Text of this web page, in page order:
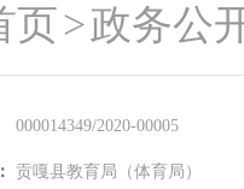
页>政务公
000014349/2020-00005
贡嘎县教育局（体育局）